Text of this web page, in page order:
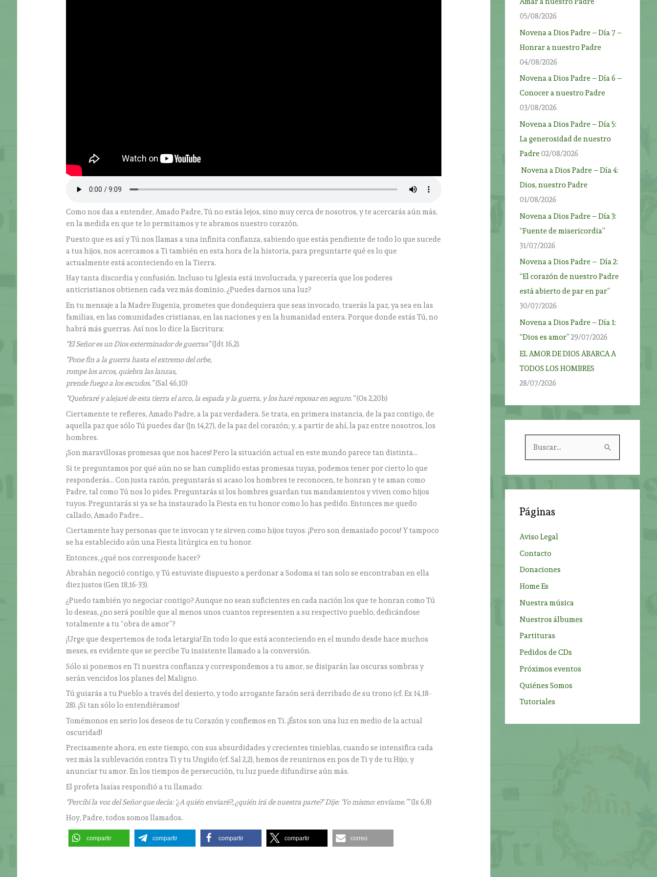
Como nos das a entender, Amado Padre, Tú no estás lejos, sino muy cerca de nosotros, y te acercarás aún más,
en la medida en que te lo permitamos y te abramos nuestro corazón.
Puesto que es así y Tú nos llamas a una infinita confianza, sabiendo que estás pendiente de todo lo que sucede
a tus hijos, nos acercamos a Ti también en esta hora de la historia, para preguntarte qué es lo que
actualmente está aconteciendo en la Tierra.
Hay tanta discordia y confusión. Incluso tu Iglesia está involucrada, y parecería que los poderes
anticristianos obtienen cada vez más dominio. ¿Puedes darnos una luz?
En tu mensaje a la Madre Eugenia, prometes que dondequiera que seas invocado, traerás la paz, ya sea en las
familias, en las comunidades cristianas, en las naciones y en la humanidad entera. Porque donde estás Tú, no
habrá más guerras. Así nos lo dice la Escritura:
“El Señor es un Dios exterminador de guerras”(Jdt 16,2).
“Pone fin a la guerra hasta el extremo del orbe,
rompe los arcos, quiebra las lanzas,
prende fuego a los escudos.”(Sal 46,10)
“Quebraré y alejaré de esta tierra el arco, la espada y la guerra, y los haré reposar en seguro.”(Os 2,20b)
Ciertamente te refieres, Amado Padre, a la paz verdadera. Se trata, en primera instancia, de la paz contigo, de
aquella paz que sólo Tú puedes dar (Jn 14,27), de la paz del corazón; y, a partir de ahí, la paz entre nosotros, los
hombres.
¡Son maravillosas promesas que nos haces! Pero la situación actual en este mundo parece tan distinta…
Si te preguntamos por qué aún no se han cumplido estas promesas tuyas, podemos tener por cierto lo que
responderás… Con justa razón, preguntarás si acaso los hombres te reconocen, te honran y te aman como
Padre, tal como Tú nos lo pides. Preguntarás si los hombres guardan tus mandamientos y viven como hijos
tuyos. Preguntarás si ya se ha instaurado la Fiesta en tu honor como lo has pedido. Entonces me quedo
callado, Amado Padre…
Ciertamente hay personas que te invocan y te sirven como hijos tuyos. ¡Pero son demasiado pocos! Y tampoco
se ha establecido aún una Fiesta litúrgica en tu honor.
Entonces, ¿qué nos corresponde hacer?
Abrahán negoció contigo, y Tú estuviste dispuesto a perdonar a Sodoma si tan solo se encontraban en ella
diez justos (Gen 18,16-33).
¿Puedo también yo negociar contigo? Aunque no sean suficientes en cada nación los que te honran como Tú
lo deseas, ¿no será posible que al menos unos cuantos representen a su respectivo pueblo, dedicándose
totalmente a tu “obra de amor”?
¡Urge que despertemos de toda letargia! En todo lo que está aconteciendo en el mundo desde hace muchos
meses, es evidente que se percibe Tu insistente llamado a la conversión.
Sólo si ponemos en Ti nuestra confianza y correspondemos a tu amor, se disiparán las oscuras sombras y
serán vencidos los planes del Maligno.
Tú guiarás a tu Pueblo a través del desierto, y todo arrogante faraón será derribado de su trono (cf. Ex 14,18-
28). ¡Si tan sólo lo entendiéramos!
Tomémonos en serio los deseos de tu Corazón y confiemos en Ti. ¡Éstos son una luz en medio de la actual
oscuridad!
Precisamente ahora, en este tiempo, con sus absurdidades y crecientes tinieblas, cuando se intensifica cada
vez más la sublevación contra Ti y tu Ungido (cf. Sal 2,2), hemos de reunirnos en pos de Ti y de tu Hijo, y
anunciar tu amor. En los tiempos de persecución, tu luz puede difundirse aún más.
El profeta Isaías respondió a tu llamado:
“Percibí la voz del Señor que decía: ‘¿A quién enviaré?, ¿quién irá de nuestra parte?’ Dije: ‘Yo mismo: envíame.’”(Is 6,8)
Hoy, Padre, todos somos llamados.
compartir compartir compartir compartir correo
05/08/2026
Novena a Dios Padre – Día 7 –
Honrar a nuestro Padre
04/08/2026
Novena a Dios Padre – Día 6 –
Conocer a nuestro Padre
03/08/2026
Novena a Dios Padre – Día 5:
La generosidad de nuestro
Padre 02/08/2026
Novena a Dios Padre – Día 4:
Dios, nuestro Padre
01/08/2026
Novena a Dios Padre – Día 3:
“Fuente de misericordia”
31/07/2026
Novena a Dios Padre – Día 2:
“El corazón de nuestro Padre
está abierto de par en par”
30/07/2026
Novena a Dios Padre – Día 1:
“Dios es amor” 29/07/2026
EL AMOR DE DIOS ABARCA A
TODOS LOS HOMBRES
28/07/2026
r
:
Páginas
Aviso Legal
Contacto
Donaciones
Home Es
Nuestra música
Nuestros álbumes
Partituras
Pedidos de CDs
Próximos eventos
Quiénes Somos
Tutoriales